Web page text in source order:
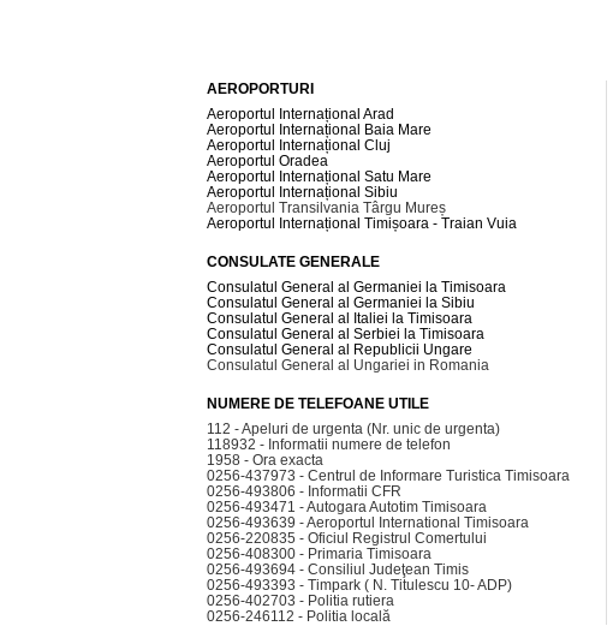
AEROPORTURI
Aeroportul Internațional Arad
Aeroportul Internațional Baia Mare
Aeroportul Internațional Cluj
Aeroportul Oradea
Aeroportul Internațional Satu Mare
Aeroportul Internațional Sibiu
Aeroportul Transilvania Târgu Mureș
Aeroportul Internațional Timișoara - Traian Vuia
CONSULATE GENERALE
Consulatul General al Germaniei la Timisoara
Consulatul General al Germaniei la Sibiu
Consulatul General al Italiei la Timisoara
Consulatul General al Serbiei la Timisoara
Consulatul General al Republicii Ungare
Consulatul General al Ungariei in Romania
NUMERE DE TELEFOANE UTILE
112 - Apeluri de urgenta (Nr. unic de urgenta)
118932 - Informatii numere de telefon
1958 - Ora exacta
0256-437973 - Centrul de Informare Turistica Timisoara
0256-493806 - Informatii CFR
0256-493471 - Autogara Autotim Timisoara
0256-493639 - Aeroportul International Timisoara
0256-220835 - Oficiul Registrul Comertului
0256-408300 - Primaria Timisoara
0256-493694 - Consiliul Judeţean Timis
0256-493393 - Timpark ( N. Titulescu 10- ADP)
0256-402703 - Politia rutiera
0256-246112 - Politia locală